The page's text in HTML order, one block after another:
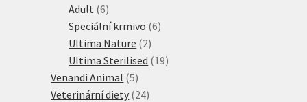
produktů
Adult 66
produktů
Speciální krmivo 66
Ultima Nature 22
produkty
Ultima Sterilised 1919
Venandi Animal 55
produktů
Veterinární diety 2424